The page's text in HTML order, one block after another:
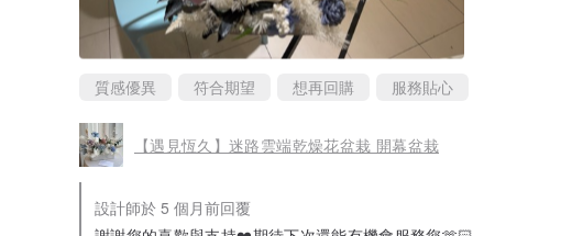
質感優異 符合期望 想再回購 服務貼心
【遇見恆久】迷路雲端乾燥花盆栽 開幕盆栽
設計師於 5 個月前回覆